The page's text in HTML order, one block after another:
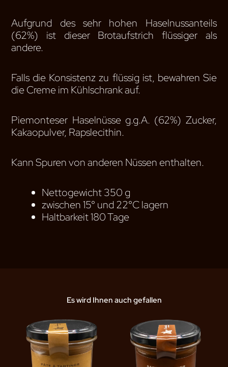
Aufgrund des sehr hohen Haselnussanteils
(62%) ist dieser Brotaufstrich flüssiger als
andere.
Falls die Konsistenz zu flüssig ist, bewahren Sie
die Creme im Kühlschrank auf.
Piemonteser Haselnüsse g.g.A. (62%) Zucker,
Kakaopulver, Rapslecithin.
Kann Spuren von anderen Nüssen enthalten.
Nettogewicht 350 g
zwischen 15° und 22°C lagern
Haltbarkeit 180 Tage
Es wird Ihnen auch gefallen